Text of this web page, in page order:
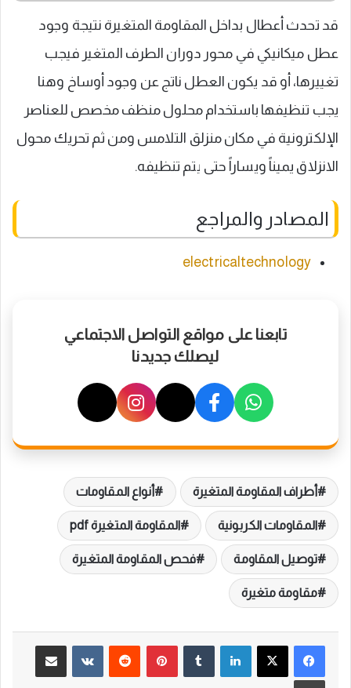
قد تحدث أعطال بداخل المقاومة المتغيرة نتيجة وجود
عطل ميكانيكي في محور دوران الطرف المتغير فيجب
تغييرها، أو قد يكون العطل ناتج عن وجود أوساخ وهنا
يجب تنظيفها باستخدام محلول منظف مخصص للعناصر
الإلكترونية في مكان منزلق التلامس ومن ثم تحريك محول
الانزلاق يميناً ويساراً حتى يتم تنظيفه.
المصادر والمراجع
electricaltechnology
تابعنا على مواقع التواصل الاجتماعي
ليصلك جديدنا
أطراف المقاومة المتغيرة أنواع المقاومات
المقاومات الكربونية المقاومة المتغيرة pdf
توصيل المقاومة فحص المقاومة المتغيرة
مقاومة متغيرة
لينكدإن
‏Tumblr بينتيريست
‏Reddit
‏VKontakte مشاركة عبر البريد
طباعة